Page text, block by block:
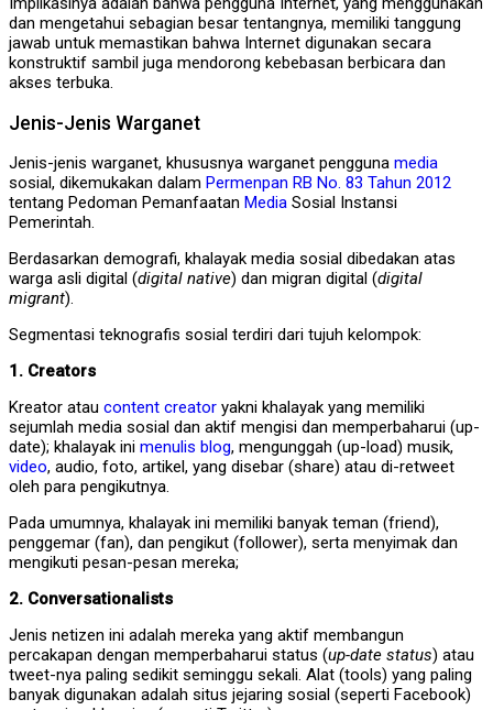
dan mengetahui sebagian besar tentangnya, memiliki tanggung
jawab untuk memastikan bahwa Internet digunakan secara
konstruktif sambil juga mendorong kebebasan berbicara dan
akses terbuka.
Jenis-Jenis Warganet
Jenis-jenis warganet, khususnya warganet pengguna media
sosial, dikemukakan dalam Permenpan RB No. 83 Tahun 2012
tentang Pedoman Pemanfaatan Media Sosial Instansi
Pemerintah.
Berdasarkan demografi, khalayak media sosial dibedakan atas
warga asli digital (digital native) dan migran digital (digital
migrant).
Segmentasi teknografis sosial terdiri dari tujuh kelompok:
1. Creators
Kreator atau content creator yakni khalayak yang memiliki
sejumlah media sosial dan aktif mengisi dan memperbaharui (up-
date); khalayak ini menulis blog, mengunggah (up-load) musik,
video, audio, foto, artikel, yang disebar (share) atau di-retweet
oleh para pengikutnya.
Pada umumnya, khalayak ini memiliki banyak teman (friend),
penggemar (fan), dan pengikut (follower), serta menyimak dan
mengikuti pesan-pesan mereka;
2. Conversationalists
Jenis netizen ini adalah mereka yang aktif membangun
percakapan dengan memperbaharui status (up-date status) atau
tweet-nya paling sedikit seminggu sekali. Alat (tools) yang paling
banyak digunakan adalah situs jejaring sosial (seperti Facebook)